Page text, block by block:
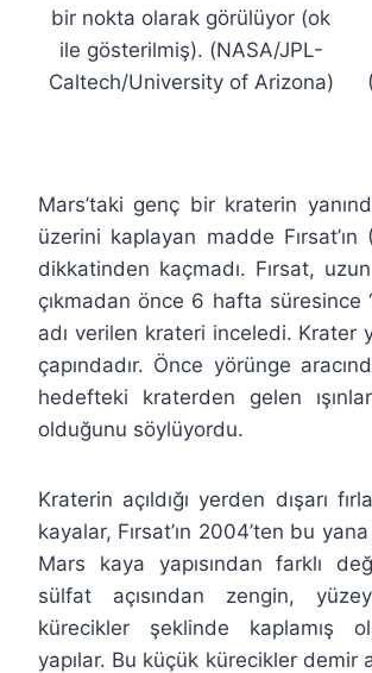
bir nokta olarak görülüyor (ok
ile gösterilmiş). (NASA/JPL-
Caltech/University of Arizona)
Mars’taki genç bir kraterin
üzerini kaplayan madde Fırsat’ın
dikkatinden kaçmadı. Fırsat,
çıkmadan önce 6 hafta süresince
adı verilen krateri inceledi. Krater
çapındadır. Önce yörünge
hedefteki kraterden gelen
olduğunu söylüyordu.
Kraterin açıldığı yerden dışarı
kayalar, Fırsat’ın 2004’ten bu
Mars kaya yapısından farklı
sülfat açısından zengin,
kürecikler şeklinde kaplamış
yapılar. Bu küçük kürecikler demir